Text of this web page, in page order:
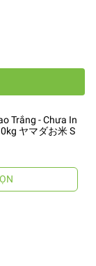
Trắng - Chưa In
ヤマダお米 S